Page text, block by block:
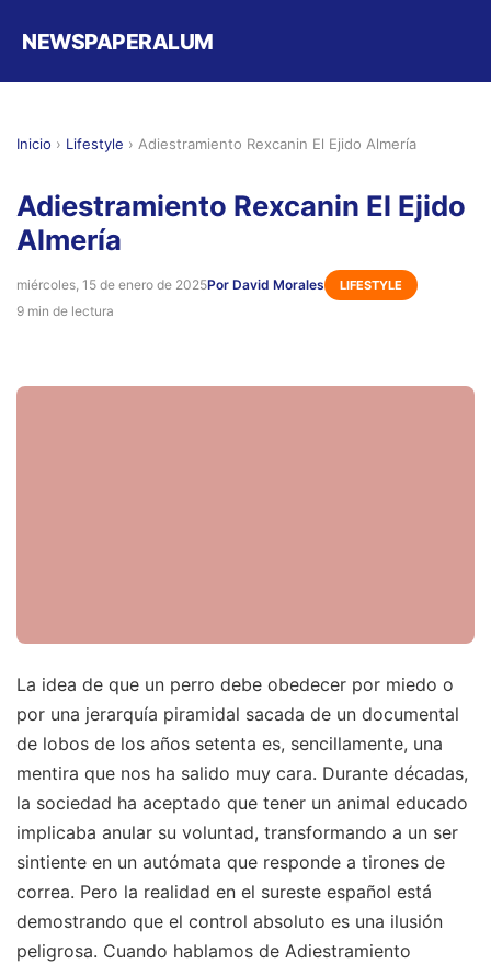
NEWSPAPERALUM
Inicio › Lifestyle › Adiestramiento Rexcanin El Ejido Almería
Adiestramiento Rexcanin El Ejido
Almería
miércoles, 15 de enero de 2025Por David Morales LIFESTYLE
9 min de lectura
La idea de que un perro debe obedecer por miedo o
por una jerarquía piramidal sacada de un documental
de lobos de los años setenta es, sencillamente, una
mentira que nos ha salido muy cara. Durante décadas,
la sociedad ha aceptado que tener un animal educado
implicaba anular su voluntad, transformando a un ser
sintiente en un autómata que responde a tirones de
correa. Pero la realidad en el sureste español está
demostrando que el control absoluto es una ilusión
peligrosa. Cuando hablamos de Adiestramiento